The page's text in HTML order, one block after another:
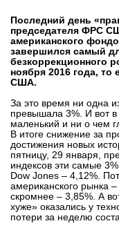
Новости
Интервью
вконтакте
телеграм
Стать
Последний день
председателя ФРС
американского
завершился самый
безкоррекционного
ноября 2016 года,
США.
За это время ни одна
превышала 3%. И вот в
маленький и ни о чем
В итоге снижение за
достижения новых
пятницу, 29 января,
индексов эти самые
Dow Jones – 4,12%.
американского рынка
скромнее – 3,85%. А
хуже» оказались у
потери за неделю